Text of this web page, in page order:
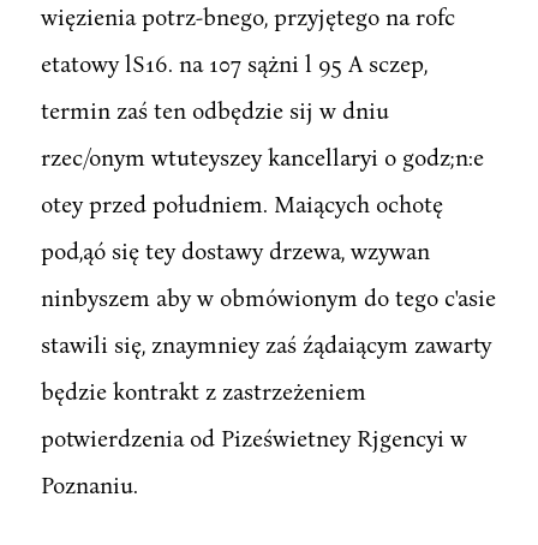
więzienia potrz-bnego, przyjętego na rofc
etatowy lS16. na 107 sążni l 95 A sczep,
termin zaś ten odbędzie sij w dniu
rzec/onym wtuteyszey kancellaryi o godz;n:e
otey przed południem. Maiących ochotę
pod,ąó się tey dostawy drzewa, wzywan
ninbyszem aby w obmówionym do tego c'asie
stawili się, znaymniey zaś źądaiącym zawarty
będzie kontrakt z zastrzeżeniem
potwierdzenia od Piześwietney Rjgencyi w
Poznaniu.